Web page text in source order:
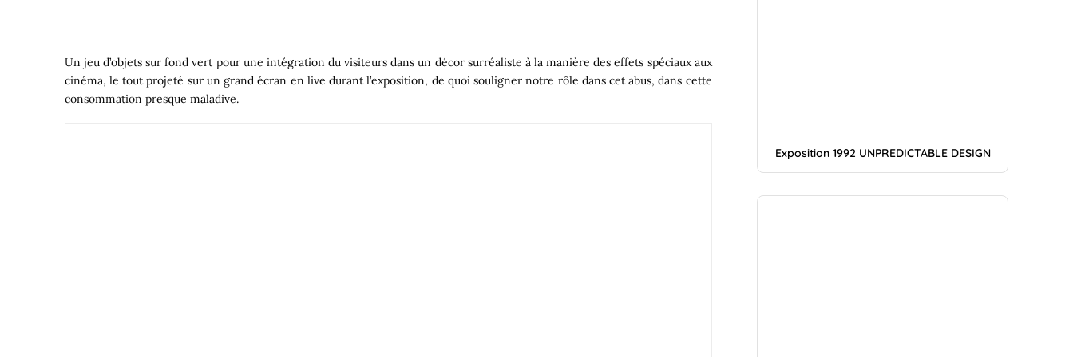
Un jeu d’objets sur fond vert pour une intégration du visiteurs dans un décor surréaliste à la manière des effets spéciaux aux
cinéma, le tout projeté sur un grand écran en live durant l’exposition, de quoi souligner notre rôle dans cet abus, dans cette
consommation presque maladive.
Exposition 1992 UNPREDICTABLE DESIGN